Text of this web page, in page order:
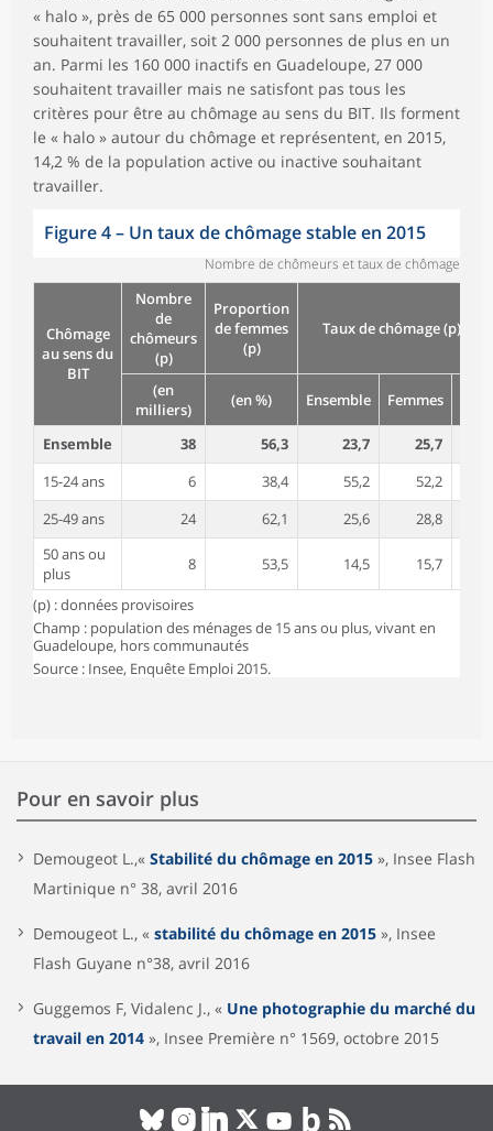
« halo », près de 65 000 personnes sont sans emploi et
souhaitent travailler, soit 2 000 personnes de plus en un
an. Parmi les 160 000 inactifs en Guadeloupe, 27 000
souhaitent travailler mais ne satisfont pas tous les
critères pour être au chômage au sens du BIT. Ils forment
le « halo » autour du chômage et représentent, en 2015,
14,2 % de la population active ou inactive souhaitant
travailler.
Figure 4– Un taux de chômage stable en 2015
Nombre de chômeurs et taux de chômage
Chômage
au sens du
BIT
Nombre
de
chômeurs
(p)
Proportion
de femmes
(p)
Taux de chômage (p) (en
(en
milliers)
(en %) Ensemble Femmes
Ensemble 38 56,3 23,7
25,7
15-24 ans
6 38,4 55,2
52,2
25-49 ans
24 62,1 25,6
28,8
50 ans ou
plus
8 53,5 14,5 15,7
(p) : données provisoires
Champ : population des ménages de 15 ans ou plus, vivant en
Guadeloupe, hors communautés
Source : Insee, Enquête Emploi 2015.
Pour en savoir plus
Demougeot L.,« Stabilité du chômage en 2015 », Insee Flash
Martinique n° 38, avril 2016
Demougeot L., « stabilité du chômage en 2015 », Insee
Flash Guyane n°38, avril 2016
Guggemos F, Vidalenc J., « Une photographie du marché du
travail en 2014 », Insee Première n° 1569, octobre 2015